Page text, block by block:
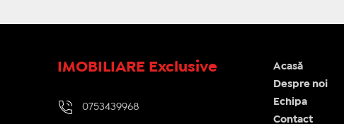
IMOBILIARE Exclusive
0753439968
Acasă
Despre noi
Echipa
Contact